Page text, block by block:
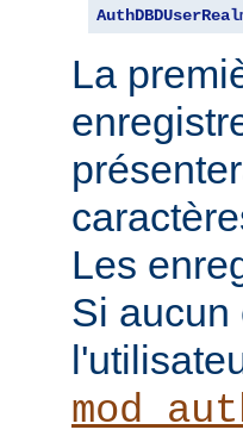
La
Les
Si aucun